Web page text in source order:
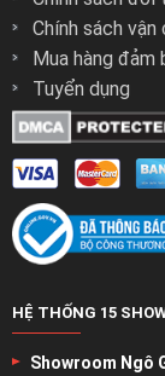
Chính sách vận
Mua hàng đảm
Tuyển dụng
HỆ THỐNG 15
Showroom Ngô